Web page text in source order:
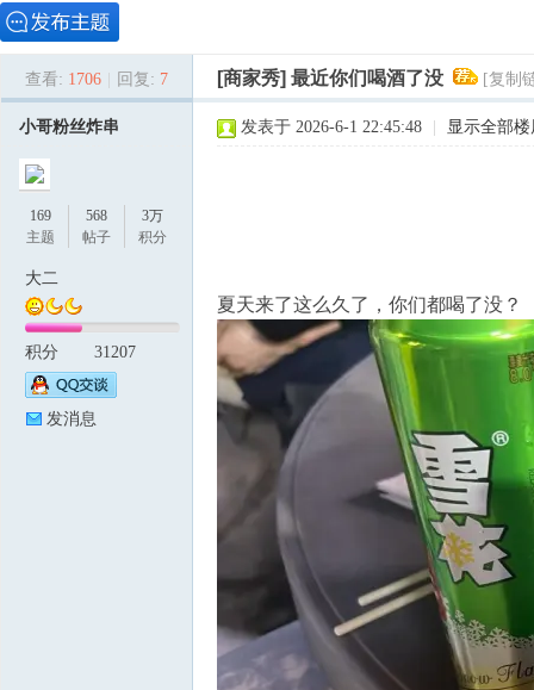
查看: 1706 回复: 7 [商家秀] 最近你们喝酒了没 [复制
小哥粉丝炸串
169
主题
568
帖子
3万
积分
大二
积分 31207
发消息
发表于 2026-6-1 22:45:48 显示全部楼
夏天来了这么久了，你们都喝了没？